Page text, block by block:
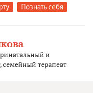
Познать себя
и
семейный терапевт